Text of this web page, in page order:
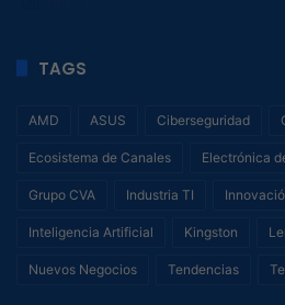
TAGS
AMD ASUS Ciberseguridad
Ecosistema de Canales Electrónica
Grupo CVA Industria TI
Inteligencia Artificial Kingston
Nuevos Negocios Tendencias